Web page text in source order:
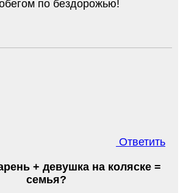
по бездорожью!
Ответить
+ девушка на коляске =
семья?